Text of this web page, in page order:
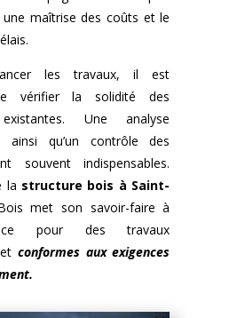
maîtrise des coûts et le
les travaux, il est
vérifier la solidité des
Une analyse
ainsi qu’un contrôle des
souvent indispensables.
la structure bois à Saint-
met son savoir-faire à
pour des travaux
conformes aux exigences